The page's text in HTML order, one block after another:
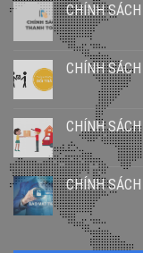
CHÍNH
CHÍNH
CHÍNH
CHÍNH